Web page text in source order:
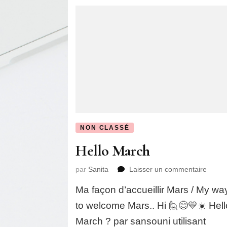
NON CLASSÉ
Hello March
par Sanita Laisser un commentaire
March
Ma façon d’accueillir Mars / My
to welcome Mars.. Hi 🙋😊💛☀️
March ? par sansouni utilisant